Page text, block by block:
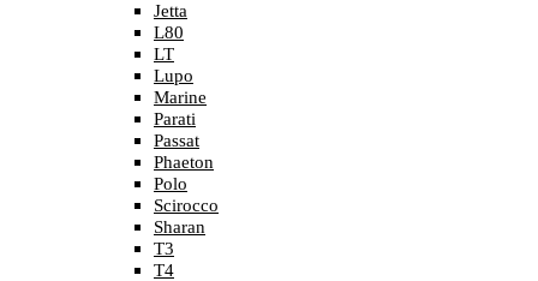
Jetta
L80
LT
Lupo
Marine
Parati
Passat
Phaeton
Polo
Scirocco
Sharan
T3
T4